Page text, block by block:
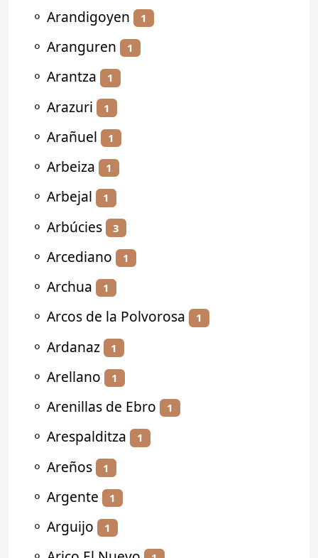
⚬ Arandigoyen 1
⚬ Aranguren 1
⚬ Arantza 1
⚬ Arazuri 1
⚬ Arañuel 1
⚬ Arbeiza 1
⚬ Arbejal 1
⚬ Arbúcies 3
⚬ Arcediano 1
⚬ Archua 1
⚬ Arcos de la Polvorosa 1
⚬ Ardanaz 1
⚬ Arellano 1
⚬ Arenillas de Ebro 1
⚬ Arespalditza 1
⚬ Areños 1
⚬ Argente 1
⚬ Arguijo 1